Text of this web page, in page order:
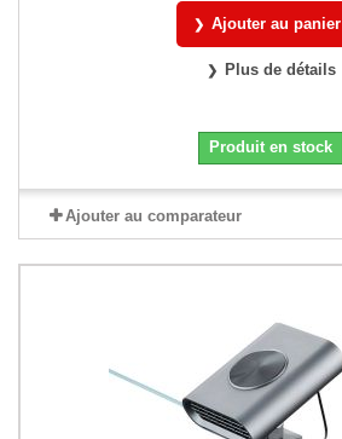
Ajouter au panier
Plus de détails
Produit en stock
Ajouter au comparateur